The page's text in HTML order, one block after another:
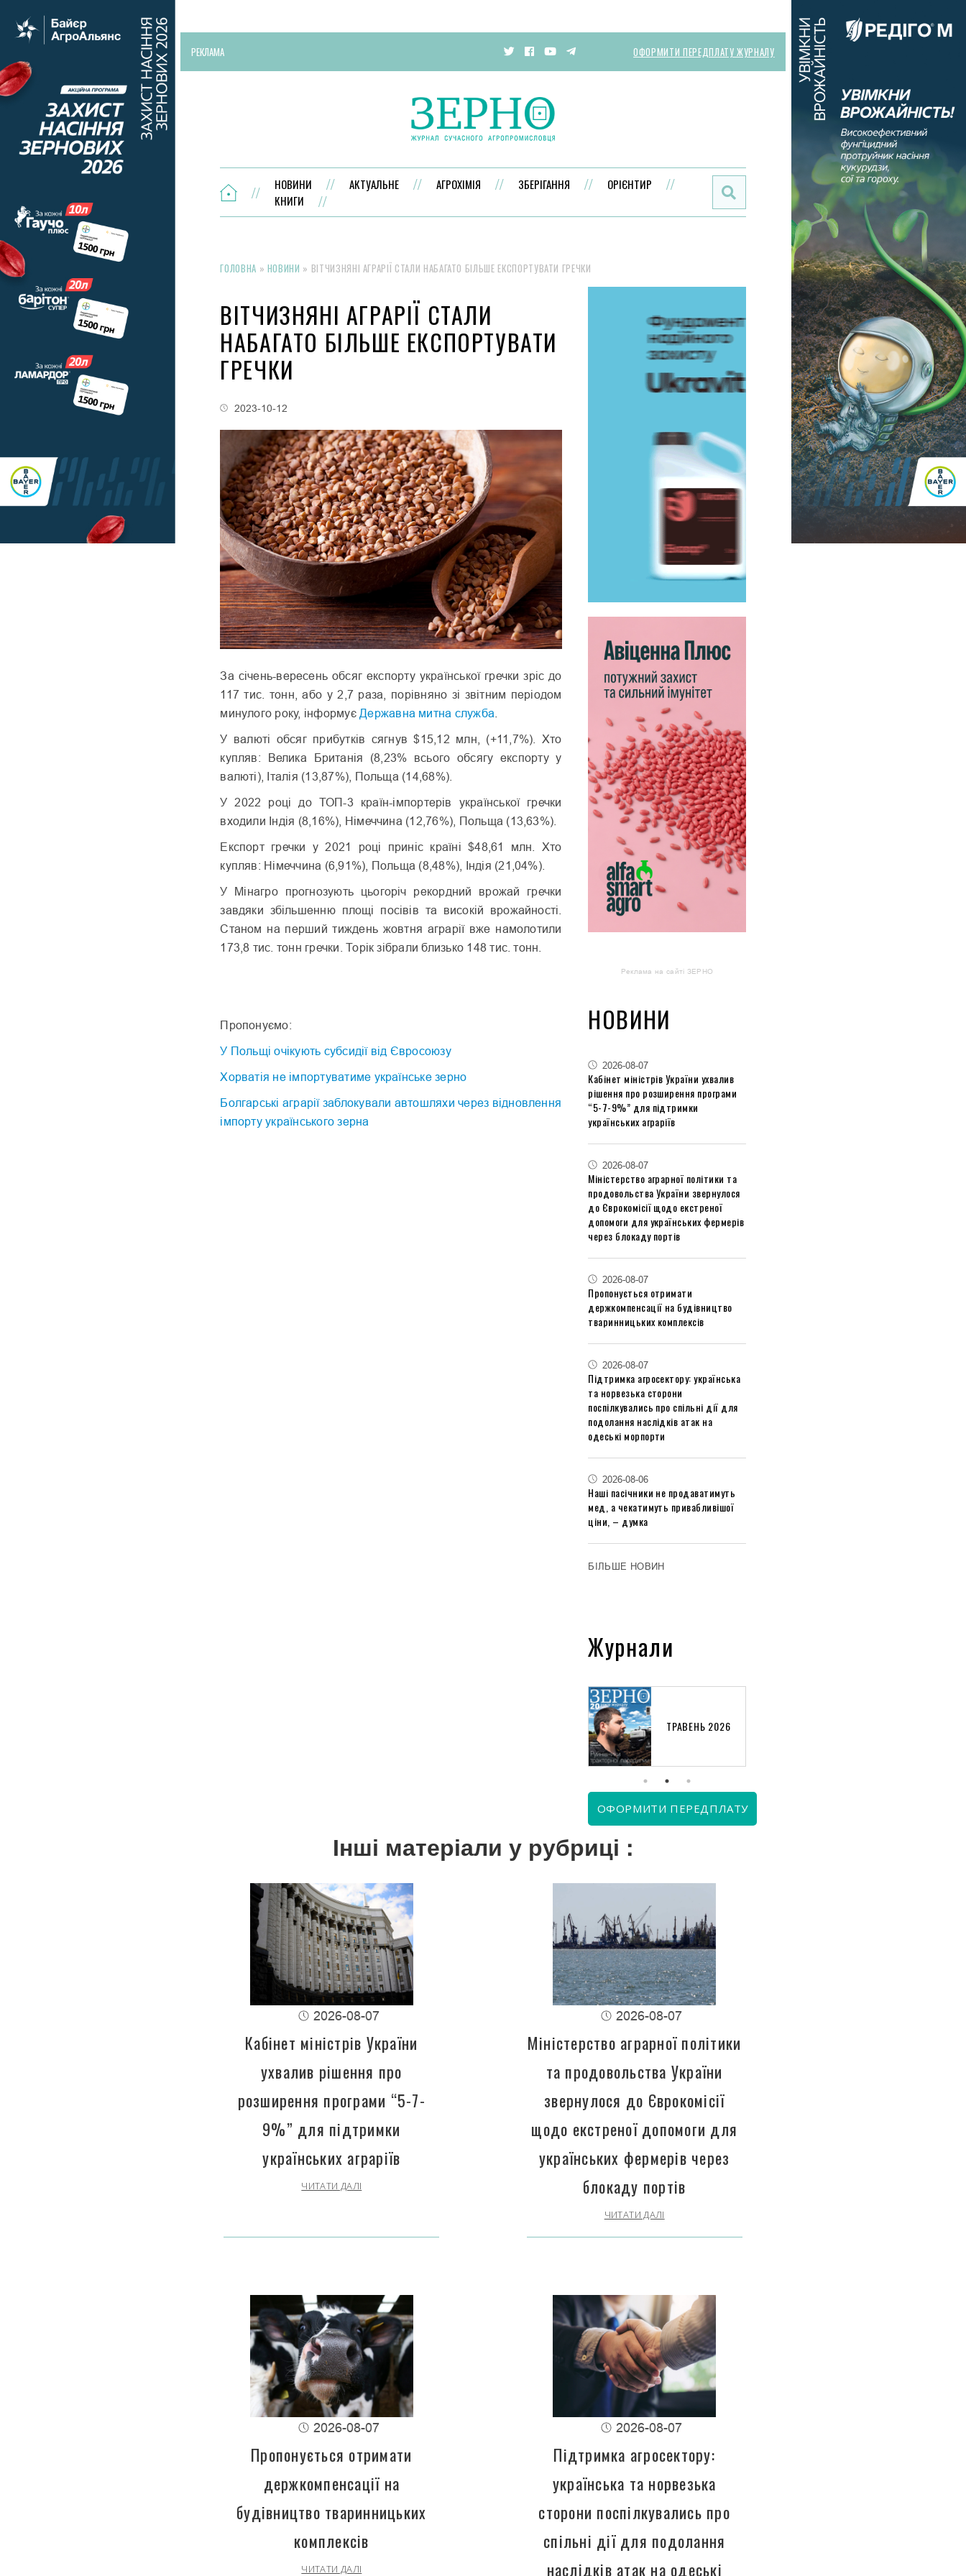
РЕКЛАМА ОФОРМИТИ ПЕРЕДПЛАТУ ЖУРНАЛУ
НОВИНИ АКТУАЛЬНЕ АГРОХІМІЯ ЗБЕРІГАННЯ
ОРІЄНТИР
КНИГИ
ГОЛОВНА » НОВИНИ » ВІТЧИЗНЯНІ АГРАРІЇ СТАЛИ НАБАГАТО БІЛЬШЕ ЕКСПОРТУВАТИ ГРЕЧКИ
ВІТЧИЗНЯНІ АГРАРІЇ СТАЛИ
НАБАГАТО БІЛЬШЕ ЕКСПОРТУВАТИ
ГРЕЧКИ
2023-10-12
За січень-вересень обсяг експорту української гречки зріс до
117 тис. тонн, або у 2,7 раза, порівняно зі звітним періодом
минулого року, інформує Державна митна служба
У валюті обсяг прибутків сягнув $15,12 млн, (+11,7%). Хто
купляв: Велика Британія (8,23% всього обсягу експорту у
валюті), Італія (13,87%), Польща (14,68%).
У 2022 році до ТОП-3 країн-імпортерів української гречки
входили Індія (8,16%), Німеччина (12,76%), Польща (13,63%).
Експорт гречки у 2021 році приніс країні $48,61 млн. Хто
купляв: Німеччина (6,91%), Польща (8,48%), Індія (21,04%).
У Мінагро прогнозують цьогоріч рекордний врожай гречки
завдяки збільшенню площі посівів та високій врожайності.
Станом на перший тиждень жовтня аграрії вже намолотили
173,8 тис. тонн гречки. Торік зібрали близько 148 тис. тонн.
Пропонуємо:
У Польщі очікують субсидії від Євросоюзу
Хорватія не імпортуватиме українське зерно
Болгарські аграрії заблокували автошляхи через відновлення
імпорту українського зерна
Реклама на сайті ЗЕРНО
НОВИНИ
2026-08-07
Кабінет міністрів України ухвалив
рішення про розширення програми
“5-7-9%” для підтримки
українських аграріїв
2026-08-07
Міністерство аграрної політики та
продовольства України звернулося
до Єврокомісії щодо екстреної
допомоги для українських фермерів
через блокаду портів
2026-08-07
Пропонується отримати
держкомпенсації на будівництво
тваринницьких комплексів
2026-08-07
Підтримка агросектору: українська
та норвезька сторони
поспілкувались про спільні дії для
подолання наслідків атак на
одеські морпорти
2026-08-06
Наші пасічники не продаватимуть
мед, а чекатимуть привабливішої
ціни, – думка
БІЛЬШЕ НОВИН
Журнали
ТРАВЕНЬ 2026
ОФОРМИТИ ПЕРЕДПЛАТУ
Інші матеріали у рубриці :
2026-08-07
Кабінет міністрів України
ухвалив рішення про
розширення програми “5-7-
9%” для підтримки
українських аграріїв
ЧИТАТИ ДАЛІ
2026-08-07
Міністерство аграрної політики
та продовольства України
звернулося до Єврокомісії
щодо екстреної допомоги для
українських фермерів через
блокаду портів
ЧИТАТИ ДАЛІ
2026-08-07
Пропонується отримати
держкомпенсації на
будівництво тваринницьких
комплексів
ЧИТАТИ ДАЛІ
2026-08-07
Підтримка агросектору:
українська та норвезька
сторони поспілкувались про
спільні дії для подолання
наслідків атак на одеські